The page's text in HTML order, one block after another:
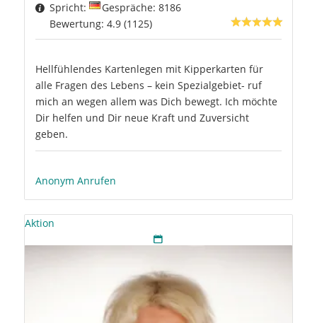
Spricht:
Gespräche: 8186
Bewertung: 4.9 (1125)
Hellfühlendes Kartenlegen mit Kipperkarten für
alle Fragen des Lebens – kein Spezialgebiet- ruf
mich an wegen allem was Dich bewegt. Ich möchte
Dir helfen und Dir neue Kraft und Zuversicht
geben.
Anonym Anrufen
Aktion